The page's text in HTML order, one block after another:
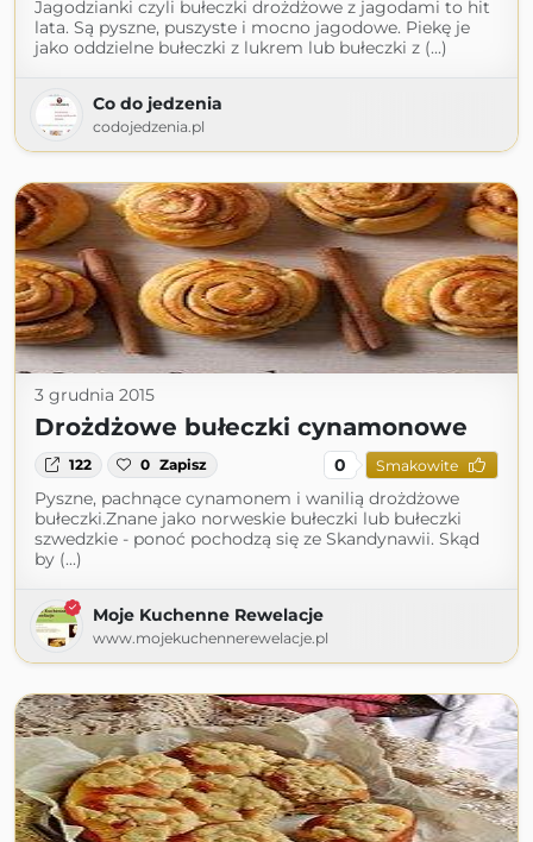
Jagodzianki czyli bułeczki drożdżowe z jagodami to hit
lata. Są pyszne, puszyste i mocno jagodowe. Piekę je
jako oddzielne bułeczki z lukrem lub bułeczki z (...)
Co do jedzenia
codojedzenia.pl
3 grudnia 2015
Drożdżowe bułeczki cynamonowe
122 0 Zapisz 0 Smakowite
Pyszne, pachnące cynamonem i wanilią drożdżowe
bułeczki.Znane jako norweskie bułeczki lub bułeczki
szwedzkie - ponoć pochodzą się ze Skandynawii. Skąd
by (...)
Moje Kuchenne Rewelacje
www.mojekuchennerewelacje.pl